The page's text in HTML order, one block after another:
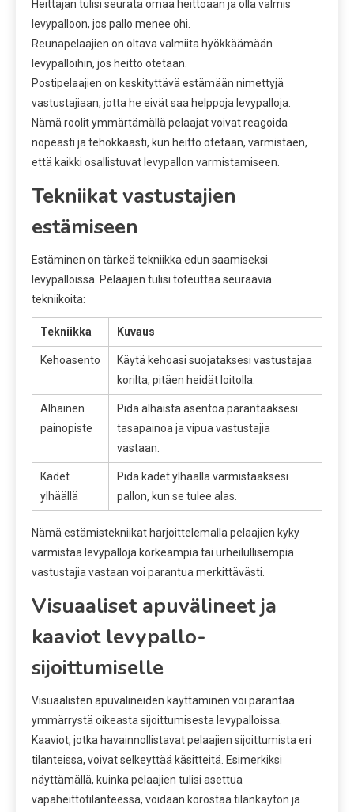
Heittäjän tulisi seurata omaa heittoaan ja olla valmis
levypalloon, jos pallo menee ohi.
Reunapelaajien on oltava valmiita hyökkäämään
levypalloihin, jos heitto otetaan.
Postipelaajien on keskityttävä estämään nimettyjä
vastustajiaan, jotta he eivät saa helppoja levypalloja.
Nämä roolit ymmärtämällä pelaajat voivat reagoida
nopeasti ja tehokkaasti, kun heitto otetaan, varmistaen,
että kaikki osallistuvat levypallon varmistamiseen.
Tekniikat vastustajien
estämiseen
Estäminen on tärkeä tekniikka edun saamiseksi
levypalloissa. Pelaajien tulisi toteuttaa seuraavia
tekniikoita:
Tekniikka Kuvaus
Kehoasento
Käytä kehoasi suojataksesi vastustajaa
korilta, pitäen heidät loitolla.
Alhainen
painopiste
Pidä alhaista asentoa parantaaksesi
tasapainoa ja vipua vastustajia
vastaan.
Kädet
ylhäällä
Pidä kädet ylhäällä varmistaaksesi
pallon, kun se tulee alas.
Nämä estämistekniikat harjoittelemalla pelaajien kyky
varmistaa levypalloja korkeampia tai urheilullisempia
vastustajia vastaan voi parantua merkittävästi.
Visuaaliset apuvälineet ja
kaaviot levypallo-
sijoittumiselle
Visuaalisten apuvälineiden käyttäminen voi parantaa
ymmärrystä oikeasta sijoittumisesta levypalloissa.
Kaaviot, jotka havainnollistavat pelaajien sijoittumista eri
tilanteissa, voivat selkeyttää käsitteitä. Esimerkiksi
näyttämällä, kuinka pelaajien tulisi asettua
vapaheittotilanteessa, voidaan korostaa tilankäytön ja